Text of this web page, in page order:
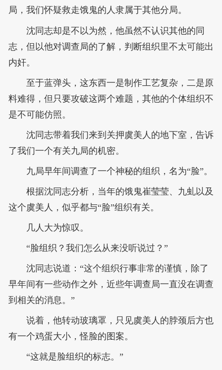
局，我们怀疑救走饿鬼的人隶属于其他分局。
沈同志却是不以为然，他虽然不认识其他的同
志，但以他对调查局的了解，判断组织里不太可能出
内奸。
至于蓝弹头，这东西一是制作工艺复杂，二是原
料难得，但只要攻破这两个难题，其他的个体组织不
是不可能仿照。
沈同志带着我们来到关押虞美人的地下室，告诉
了我们一个有关九局的机密。
九局早年间调查了一个神秘的组织，名为“脸”。
根据沈同志分析，当年的饿鬼崔莹莹、九虬以及
这个虞美人，似乎都与“脸”组织有关。
几人大为惊叹。
“脸组织？我们怎么从来没听说过？”
沈同志说道：“这个组织行事非常的谨慎，除了
早年间有一些动作之外，近些年调查局一直没在调查
到相关的消息。”
说着，他转动玻璃罩，只见虞美人的脖颈后方也
有一个鸡蛋大小，怪脸的图案。
“这就是脸组织的标志。”